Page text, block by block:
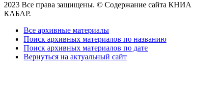
2023 Все права защищены. © Содержание сайта КНИА
КАБАР.
Все архивные материалы
Поиск архивных материалов по названию
Поиск архивных материалов по дате
Вернуться на актуальный сайт